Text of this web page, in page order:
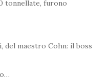
tonnellate, furono
del maestro Cohn: il boss